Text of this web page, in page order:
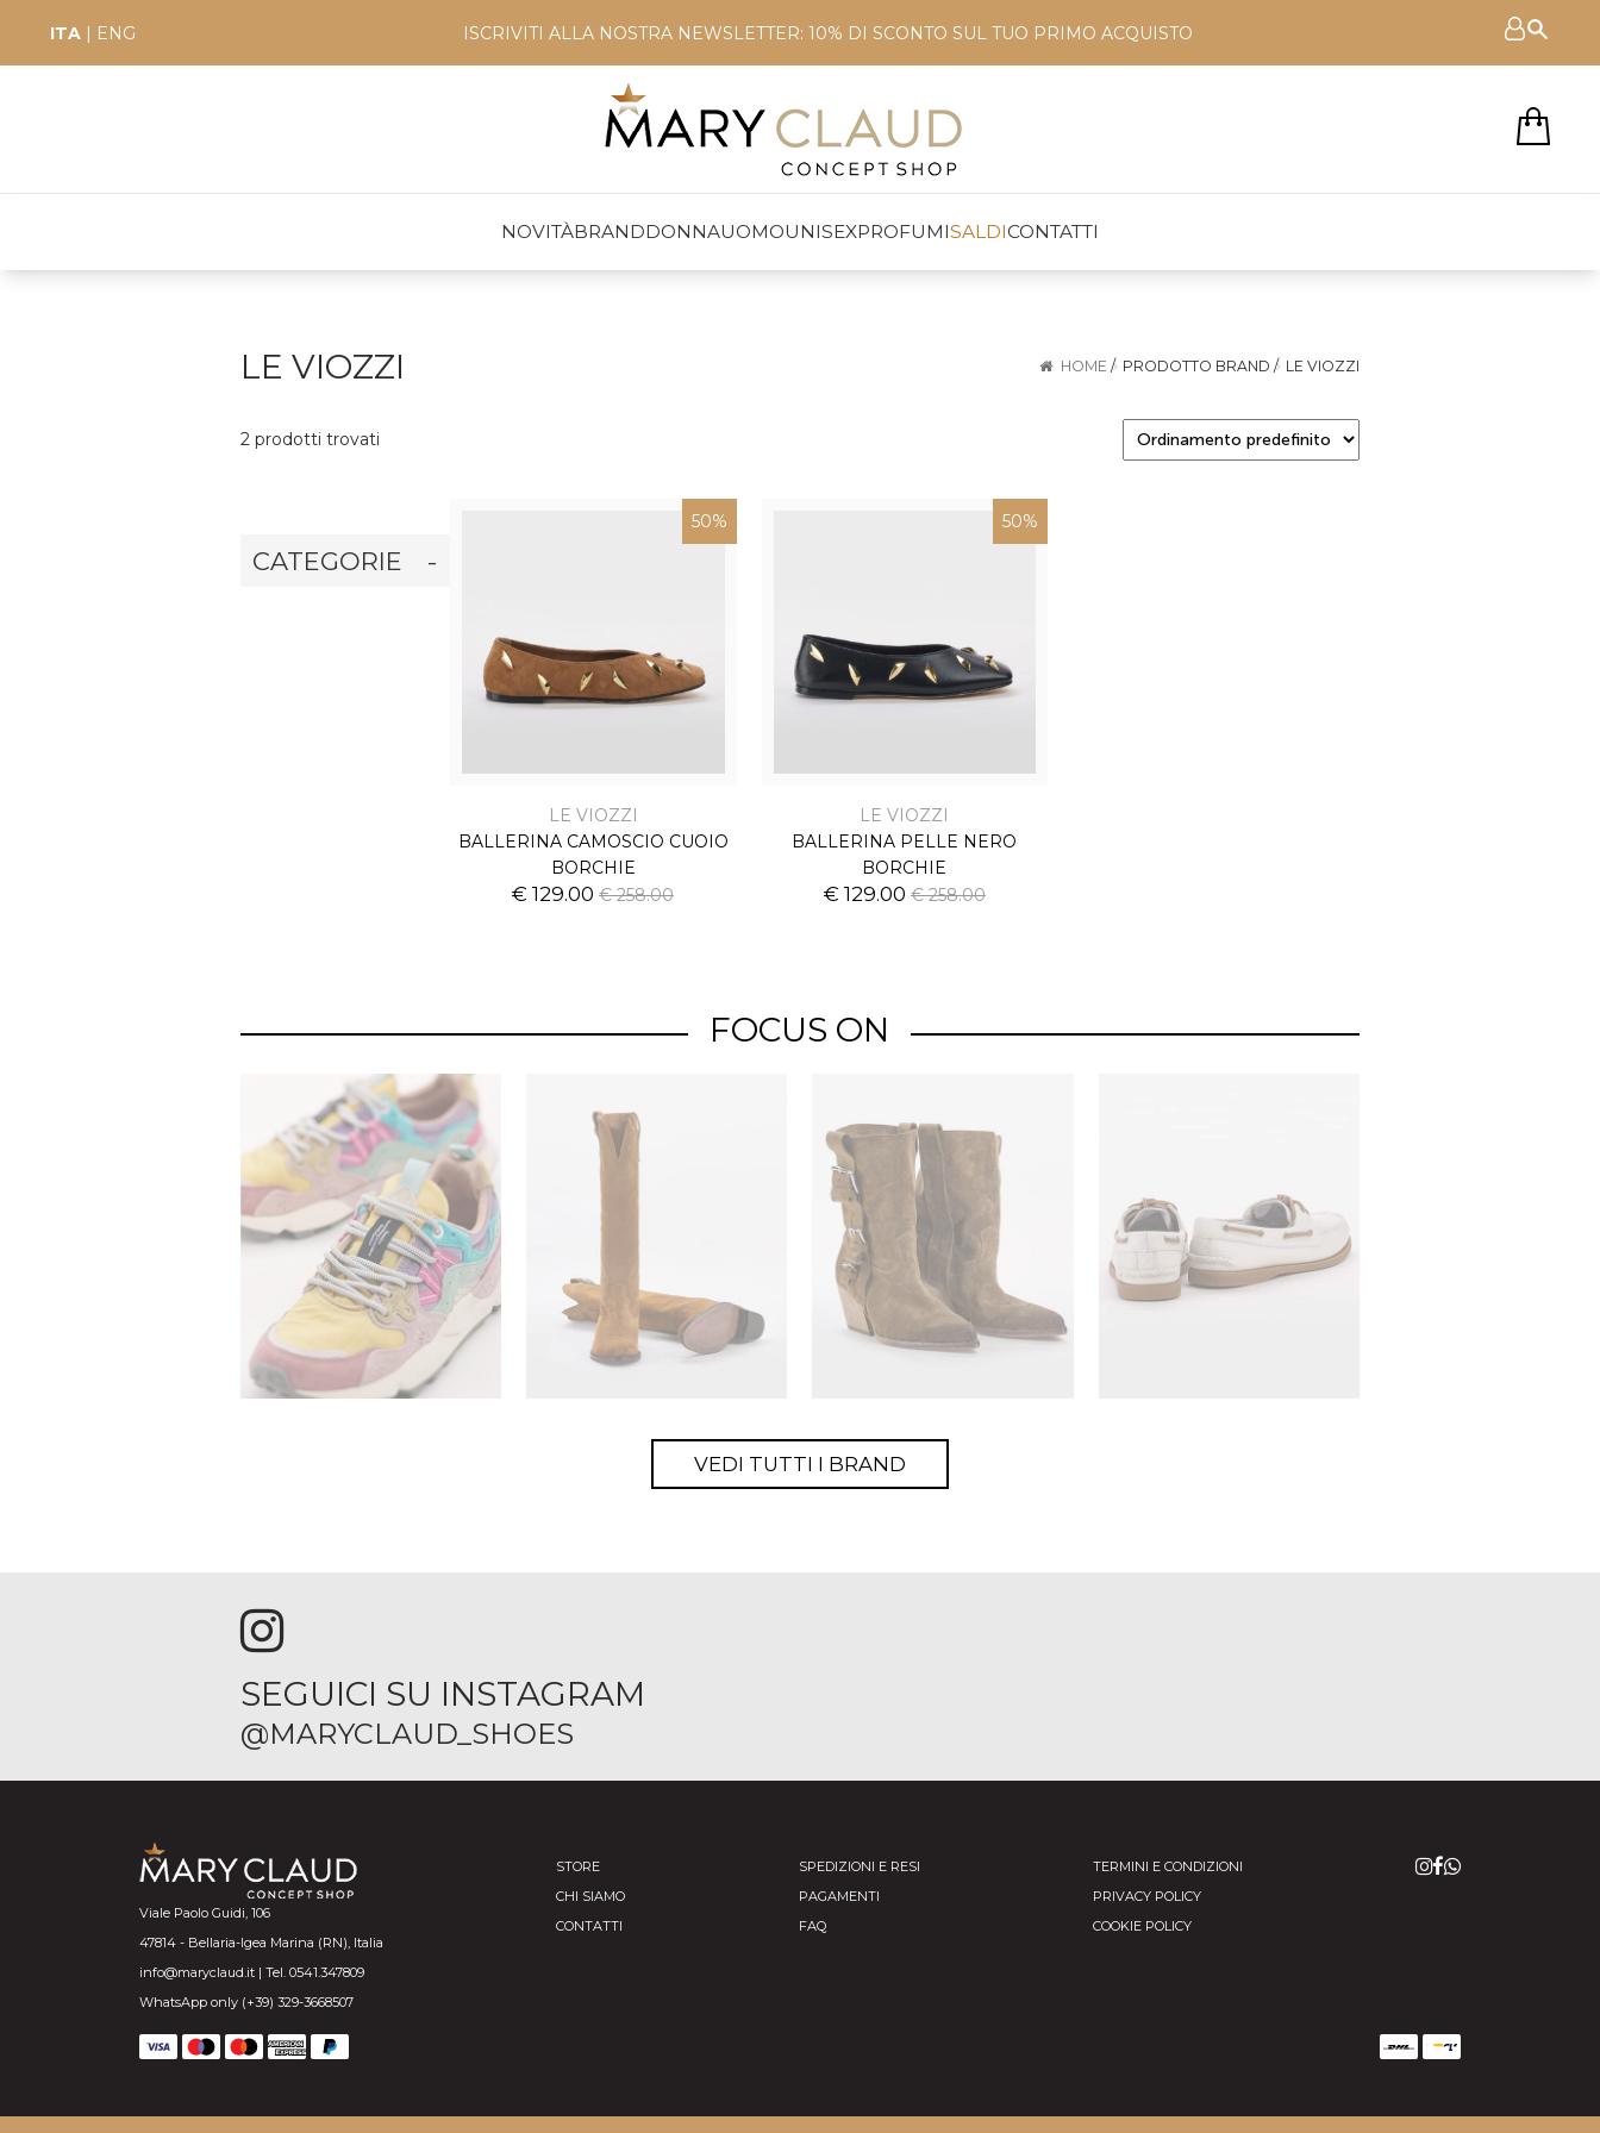
ITA | ENG ISCRIVITI ALLA NOSTRA NEWSLETTER: 10% DI SCONTO SUL TUO PRIMO ACQUISTO
NOVITÀBRANDDONNAUOMOUNISEXPROFUMISALDICONTATTI
LE VIOZZI HOME / PRODOTTO BRAND / LE VIOZZI
2 prodotti trovati
CATEGORIE -
50%
LE VIOZZI
BALLERINA CAMOSCIO CUOIO
BORCHIE
€ 129.00€ 258.00
50%
LE VIOZZI
BALLERINA PELLE NERO
BORCHIE
€ 129.00 € 258.00
FOCUS ON
VEDI TUTTI I BRAND
SEGUICI SU INSTAGRAM
@MARYCLAUD_SHOES
Viale Paolo Guidi, 106
47814 - Bellaria-Igea Marina (RN), Italia
info@maryclaud.it | Tel. 0541.347809
WhatsApp only (+39) 329-3668507
STORE
CHI SIAMO
CONTATTI
SPEDIZIONI E RESI
PAGAMENTI
FAQ
TERMINI E CONDIZIONI
PRIVACY POLICY
COOKIE POLICY